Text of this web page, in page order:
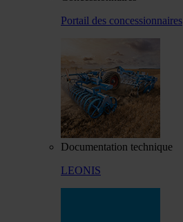
Portail des concessionnaires
Documentation technique
LEONIS